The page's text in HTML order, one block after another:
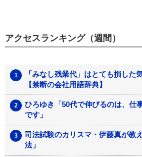
アクセスランキング（週間）
「みなし残業代」はとても損し
【禁断の会社用語辞典】
ひろゆき「50代で伸びるのは、仕
です」
司法試験のカリスマ・伊藤真が教
法」